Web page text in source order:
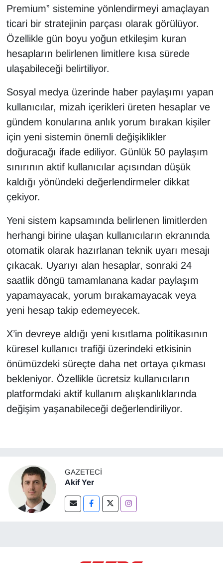
Premium” sistemine yönlendirmeyi amaçlayan
ticari bir stratejinin parçası olarak görülüyor.
Özellikle gün boyu yoğun etkileşim kuran
hesapların belirlenen limitlere kısa sürede
ulaşabileceği belirtiliyor.
Sosyal medya üzerinde haber paylaşımı yapan
kullanıcılar, mizah içerikleri üreten hesaplar ve
gündem konularına anlık yorum bırakan kişiler
için yeni sistemin önemli değişiklikler
doğuracağı ifade ediliyor. Günlük 50 paylaşım
sınırının aktif kullanıcılar açısından düşük
kaldığı yönündeki değerlendirmeler dikkat
çekiyor.
Yeni sistem kapsamında belirlenen limitlerden
herhangi birine ulaşan kullanıcıların ekranında
otomatik olarak hazırlanan teknik uyarı mesajı
çıkacak. Uyarıyı alan hesaplar, sonraki 24
saatlik döngü tamamlanana kadar paylaşım
yapamayacak, yorum bırakamayacak veya
yeni hesap takip edemeyecek.
X’in devreye aldığı yeni kısıtlama politikasının
küresel kullanıcı trafiği üzerindeki etkisinin
önümüzdeki süreçte daha net ortaya çıkması
bekleniyor. Özellikle ücretsiz kullanıcıların
platformdaki aktif kullanım alışkanlıklarında
değişim yaşanabileceği değerlendiriliyor.
GAZETECI
Akif Yer